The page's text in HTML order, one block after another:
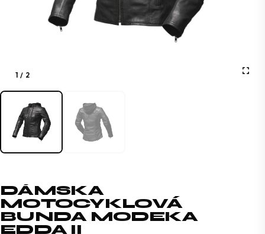
1 / 2
DÁMSKA
MOTOCYKLOVÁ
BUNDA MODEKA
EDDA II